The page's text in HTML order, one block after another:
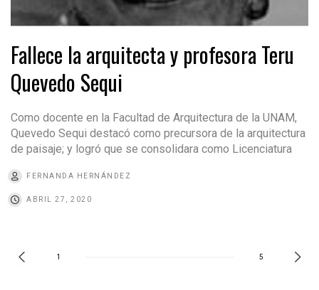
Fallece la arquitecta y profesora Teru
Quevedo Sequi
Como docente en la Facultad de Arquitectura de la UNAM,
Quevedo Sequi destacó como precursora de la arquitectura
de paisaje; y logró que se consolidara como Licenciatura
FERNANDA HERNÁNDEZ
ABRIL 27, 2020
1 5